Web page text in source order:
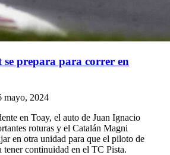
se prepara para correr en
mayo, 2024
en Toay, el auto de Juan Ignacio
roturas y el Catalán Magni
en otra unidad para que el piloto de
continuidad en el TC Pista.